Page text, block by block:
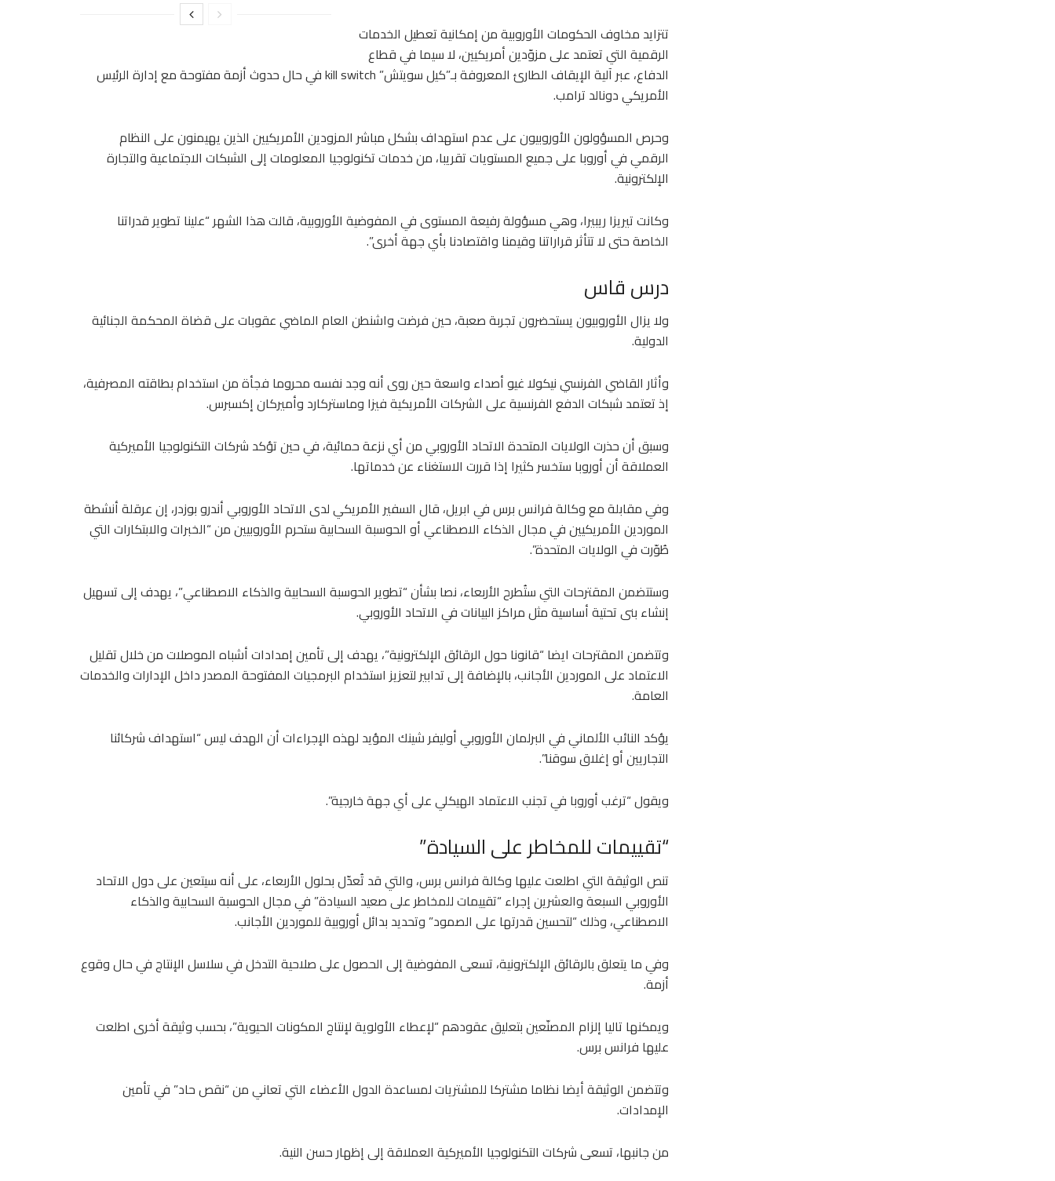
تتزايد مخاوف الحكومات الأوروبية من إمكانية تعطيل الخدمات
الرقمية التي تعتمد على مزوّدين أمريكيين، لا سيما في قطاع
الدفاع، عبر آلية الإيقاف الطارئ المعروفة بـ”كيل سويتش” kill switch في حال حدوث أزمة مفتوحة مع إدارة الرئيس
الأمريكي دونالد ترامب.
وحرص المسؤولون الأوروبيون على عدم استهداف بشكل مباشر المزودين الأمريكيين الذين يهيمنون على النظام
الرقمي في أوروبا على جميع المستويات تقريبا، من خدمات تكنولوجيا المعلومات إلى الشبكات الاجتماعية والتجارة
الإلكترونية.
وكانت تيريزا ريبيرا، وهي مسؤولة رفيعة المستوى في المفوضية الأوروبية، قالت هذا الشهر “علينا تطوير قدراتنا
الخاصة حتى لا تتأثر قراراتنا وقيمنا واقتصادنا بأي جهة أخرى”.
درس قاس
ولا يزال الأوروبيون يستحضرون تجربة صعبة، حين فرضت واشنطن العام الماضي عقوبات على قضاة المحكمة الجنائية
الدولية.
وأثار القاضي الفرنسي نيكولا غيو أصداء واسعة حين روى أنه وجد نفسه محروما فجأة من استخدام بطاقته المصرفية،
إذ تعتمد شبكات الدفع الفرنسية على الشركات الأمريكية فيزا وماستركارد وأميركان إكسبرس.
وسبق أن حذرت الولايات المتحدة الاتحاد الأوروبي من أي نزعة حمائية، في حين تؤكد شركات التكنولوجيا الأميركية
العملاقة أن أوروبا ستخسر كثيرا إذا قررت الاستغناء عن خدماتها.
وفي مقابلة مع وكالة فرانس برس في ابريل، قال السفير الأمريكي لدى الاتحاد الأوروبي أندرو بوزدر، إن عرقلة أنشطة
الموردين الأمريكيين في مجال الذكاء الاصطناعي أو الحوسبة السحابية ستحرم الأوروبيين من “الخبرات والابتكارات التي
طُوّرت في الولايات المتحدة”.
وستتضمن المقترحات التي ستُطرح الأربعاء، نصا بشأن “تطوير الحوسبة السحابية والذكاء الاصطناعي”، يهدف إلى تسهيل
إنشاء بنى تحتية أساسية مثل مراكز البيانات في الاتحاد الأوروبي.
وتتضمن المقترحات ايضا “قانونا حول الرقائق الإلكترونية”، يهدف إلى تأمين إمدادات أشباه الموصلات من خلال تقليل
الاعتماد على الموردين الأجانب، بالإضافة إلى تدابير لتعزيز استخدام البرمجيات المفتوحة المصدر داخل الإدارات والخدمات
العامة.
يؤكد النائب الألماني في البرلمان الأوروبي أوليفر شينك المؤيد لهذه الإجراءات أن الهدف ليس “استهداف شركائنا
التجاريين أو إغلاق سوقنا”.
ويقول “ترغب أوروبا في تجنب الاعتماد الهيكلي على أي جهة خارجية”.
“تقييمات للمخاطر على السيادة”
تنص الوثيقة التي اطلعت عليها وكالة فرانس برس، والتي قد تُعدّل بحلول الأربعاء، على أنه سيتعين على دول الاتحاد
الأوروبي السبعة والعشرين إجراء “تقييمات للمخاطر على صعيد السيادة” في مجال الحوسبة السحابية والذكاء
الاصطناعي، وذلك “لتحسين قدرتها على الصمود” وتحديد بدائل أوروبية للموردين الأجانب.
وفي ما يتعلق بالرقائق الإلكترونية، تسعى المفوضية إلى الحصول على صلاحية التدخل في سلاسل الإنتاج في حال وقوع
أزمة.
ويمكنها تاليا إلزام المصنّعين بتعليق عقودهم “لإعطاء الأولوية لإنتاج المكونات الحيوية”، بحسب وثيقة أخرى اطلعت
عليها فرانس برس.
وتتضمن الوثيقة أيضا نظاما مشتركا للمشتريات لمساعدة الدول الأعضاء التي تعاني من “نقص حاد” في تأمين
الإمدادات.
من جانبها، تسعى شركات التكنولوجيا الأميركية العملاقة إلى إظهار حسن النية.